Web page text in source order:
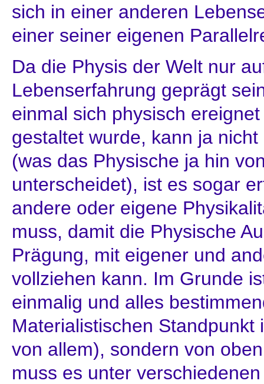
sich in einer anderen
einer seiner eigenen
Da die Physis der Welt nur
Lebenserfahrung geprägt
einmal sich physisch
gestaltet wurde, kann ja
(was das Physische ja hin
unterscheidet), ist es sogar
andere oder eigene
muss, damit die Physische
Prägung, mit eigener und
vollziehen kann. Im Grunde
einmalig und alles
Materialistischen Standpunkt
von allem), sondern von
muss es unter